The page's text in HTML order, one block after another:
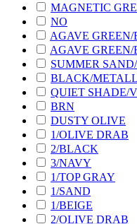
MAGNETIC
NO
AGAVE
AGAVE
SUMMER
BLACK/
QUIET SHADE/
BRN
DUSTY OLIVE
1/OLIVE DRAB
2/BLACK
3/NAVY
1/TOP GRAY
1/SAND
1/BEIGE
2/OLIVE DRAB